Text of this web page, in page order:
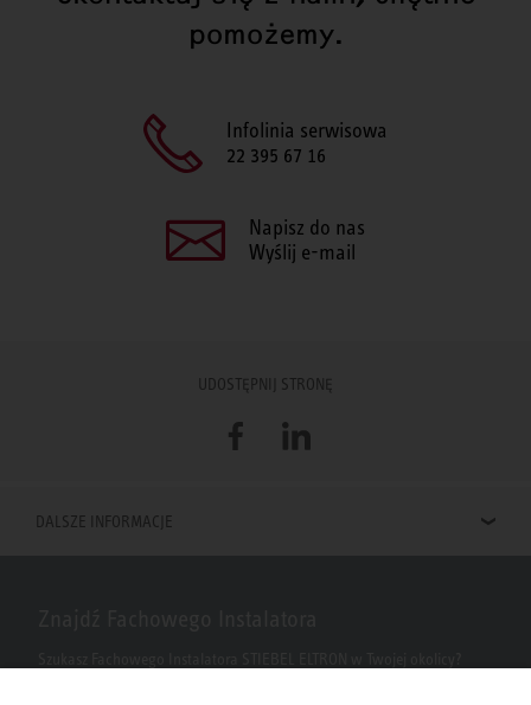
pomożemy.
Infolinia serwisowa
22 395 67 16
Napisz do nas
Wyślij e-mail
UDOSTĘPNIJ STRONĘ
FacebookLinkedIn
DALSZE INFORMACJE